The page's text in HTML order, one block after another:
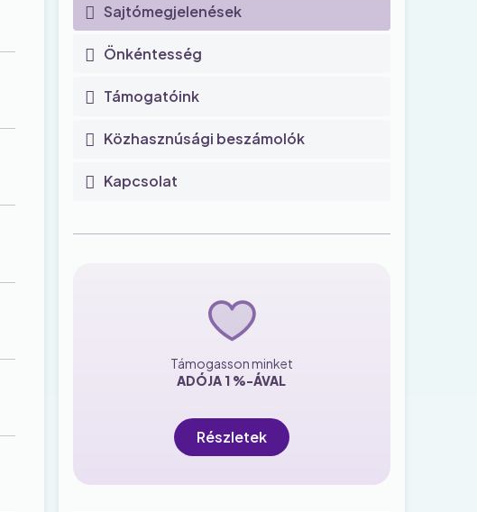
Sajtómegjelenések
Önkéntesség
Támogatóink
Közhasznúsági beszámolók
Kapcsolat
Támogasson minket
ADÓJA 1 %-ÁVAL
Részletek